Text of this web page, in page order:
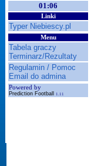
01:06
Linki
Typer Niebiescy.pl
Menu
Tabela graczy
Terminarz/Rezultaty
Regulamin / Pomoc
Email do admina
Powered by
Prediction Football 1.11